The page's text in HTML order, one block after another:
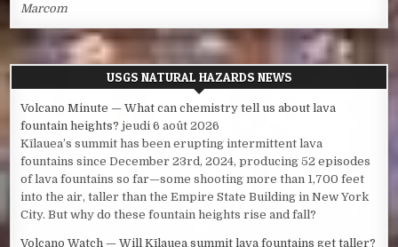
Marcom
USGS NATURAL HAZARDS NEWS
Volcano Minute — What can chemistry tell us about lava
fountain heights? jeudi 6 août 2026
Kīlauea’s summit has been erupting intermittent lava
fountains since December 23rd, 2024, producing 52 episodes
of lava fountains so far—some shooting more than 1,700 feet
into the air, taller than the Empire State Building in New York
City. But why do these fountain heights rise and fall?
Volcano Watch — Will Kīlauea summit lava fountains get taller?